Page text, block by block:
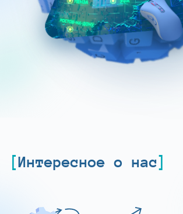
Интересное о нас